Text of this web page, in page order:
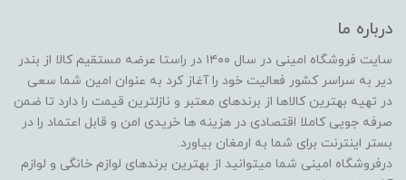
درباره ما
سایت فروشگاه امینی در سال ۱۴۰۰ در راستا عرضه مستقیم کالا از بندر
دیر به سراسر کشور فعالیت خود را آغاز کرد به عنوان امین شما سعی
در تهیه بهترین کالاها از برندهای معتبر و نازلترین قیمت را دارد تا ضمن
صرفه جویی کاملا اقتصادی در هزینه ها خریدی امن و قابل اعتماد را در
بستر اینترنت برای شما به ارمغان بیاورد.
درفروشگاه امینی شما میتوانید از بهترین برندهای لوازم خانگی و لوازم